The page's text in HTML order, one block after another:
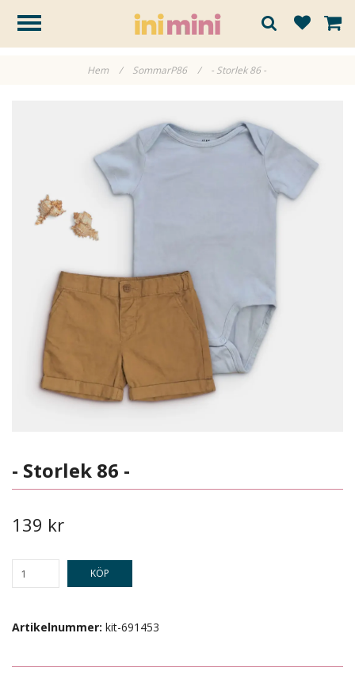
Hem / SommarP86 / - Storlek 86 -
- Storlek 86 -
139 kr
KÖP
Artikelnummer: kit-691453